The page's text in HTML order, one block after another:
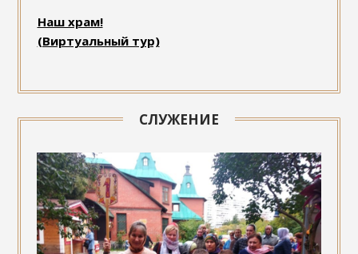
Наш храм!
(Виртуальный тур)
СЛУЖЕНИЕ